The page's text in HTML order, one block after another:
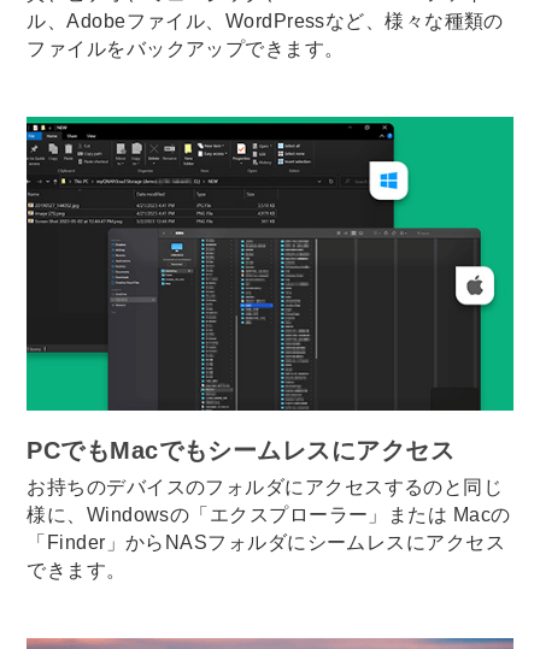
ル、Adobeファイル、WordPressなど、様々な種類の
ファイルをバックアップできます。
PCでもMacでもシームレスにアクセス
お持ちのデバイスのフォルダにアクセスするのと同じ
様に、Windowsの「エクスプローラー」または Macの
「Finder」からNASフォルダにシームレスにアクセス
できます。